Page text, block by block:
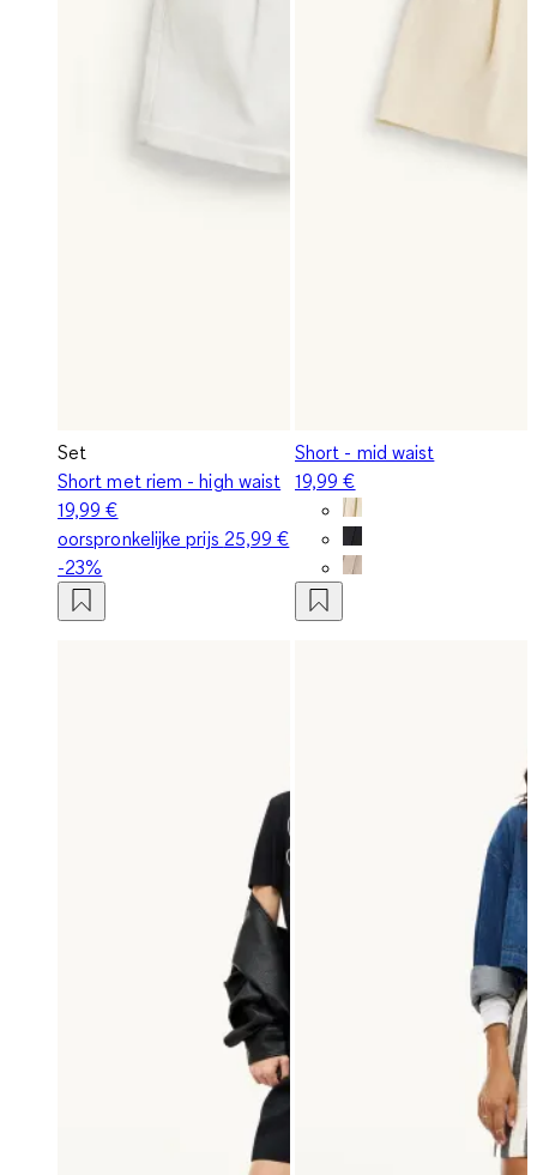
Set
Short met riem - high waist
19,99 €
oorspronkelijke prijs 25,99 €
-23%
Short - mid waist
19,99 €